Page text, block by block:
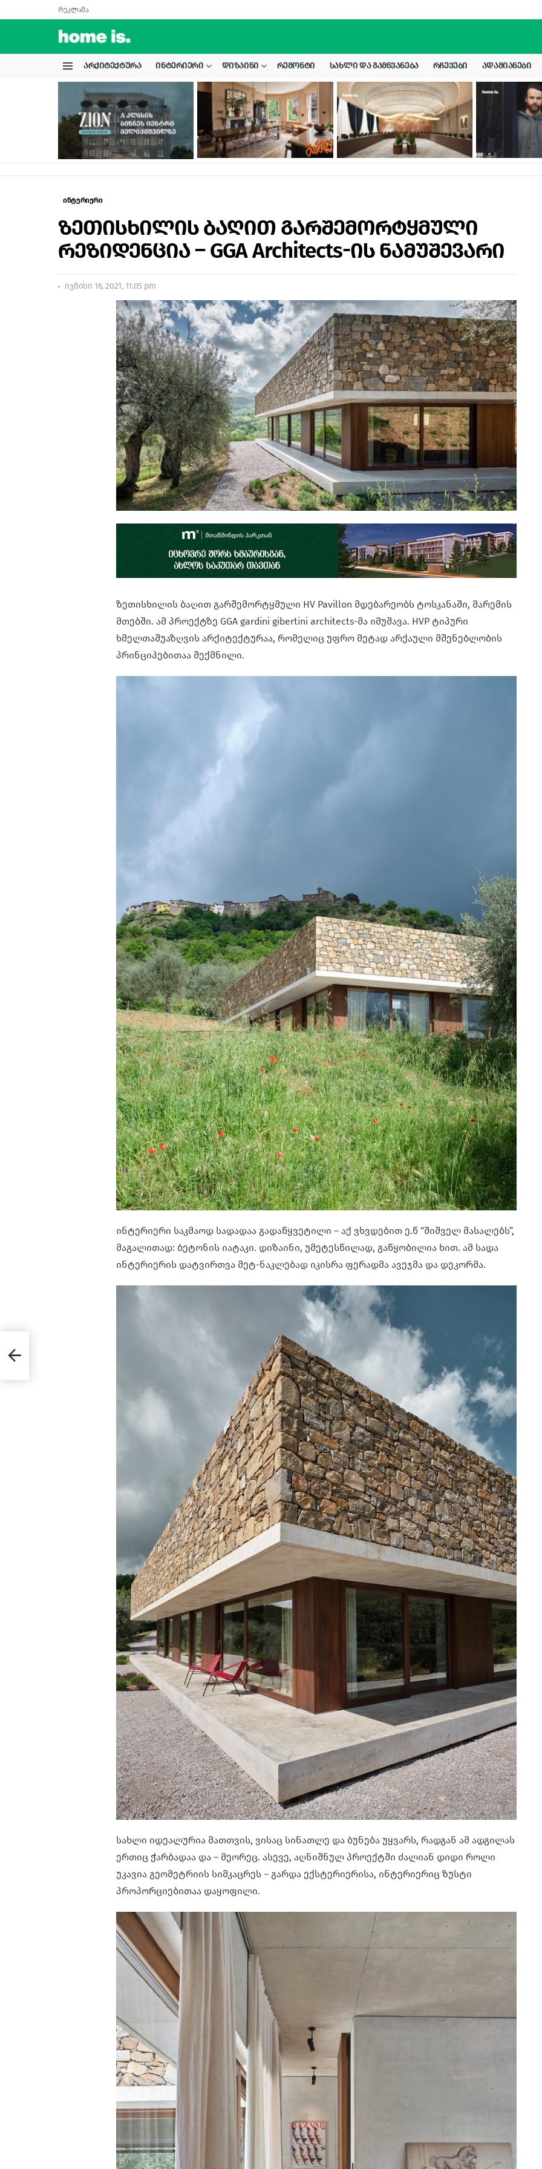
რეკლამა
ᲐᲠᲥᲘᲢᲔᲥᲢᲣᲠᲐ ᲘᲜᲢᲔᲠᲘᲔᲠᲘ ᲓᲘᲖᲐᲘᲜᲘ ᲠᲔᲛᲝᲜᲢᲘ ᲡᲐᲮᲚᲘ ᲓᲐ ᲒᲐᲛᲬᲕᲐᲜᲔᲑᲐ ᲠᲩᲔᲕᲔᲑᲘ ᲐᲓᲐᲛᲘᲐᲜᲔᲑᲘ
STORIES
ინტერიერი
ზეთისხილის ბაღით გარშემორტყმული
რეზიდენცია – GGA Architects-ის ნამუშევარი
ივნისი 16, 2021, 11:05 pm
ზეთისხილის ბაღით გარშემორტყმული HV Pavillon მდებარეობს ტოსკანაში, მარემის
მთებში. ამ პროექტზე GGA gardini gibertini architects-მა იმუშავა. HVP ტიპური
ხმელთაშუაზღვის არქიტექტურაა, რომელიც უფრო მეტად არქაული მშენებლობის
პრინციპებითაა შექმნილი.
ინტერიერი საკმაოდ სადადაა გადაწყვეტილი – აქ ვხვდებით ე.წ “შიშველ მასალებს”,
მაგალითად: ბეტონის იატაკი. დიზაინი, უმეტესწილად, გაწყობილია ხით. ამ სადა
ინტერიერის დატვირთვა მეტ-ნაკლებად იკისრა ფერადმა ავეჯმა და დეკორმა.
სახლი იდეალურია მათთვის, ვისაც სინათლე და ბუნება უყვარს, რადგან ამ ადგილას
ერთიც ჭარბადაა და – მეორეც. ასევე, აღნიშნულ პროექტში ძალიან დიდი როლი
უკავია გეომეტრიის სიმკაცრეს – გარდა ექსტერიერისა, ინტერიერიც ზუსტი
პროპორციებითაა დაყოფილი.